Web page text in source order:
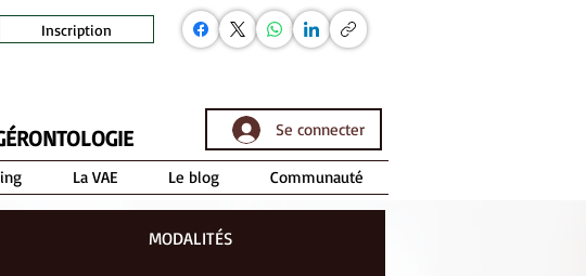
Inscription
Se connecter
La VAE Le blog Communauté
MODALITÉS